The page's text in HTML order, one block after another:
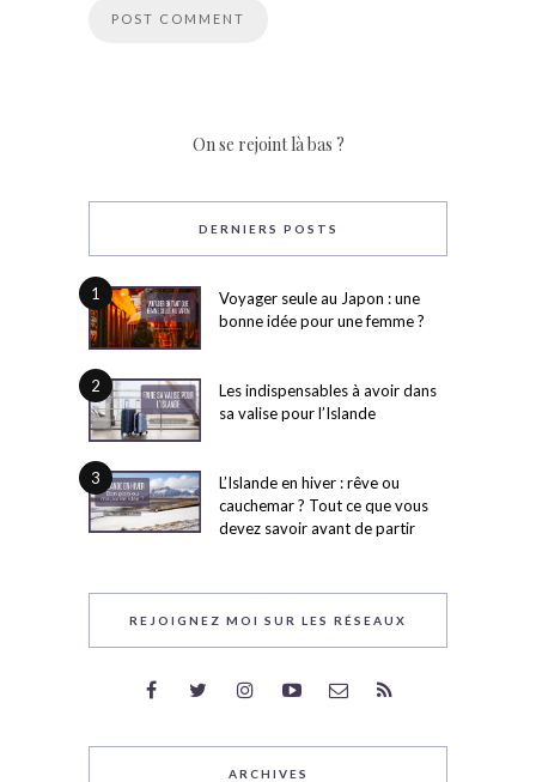
On se rejoint là bas ?
DERNIERS POSTS
1
Voyager seule au Japon : une
bonne idée pour une femme ?
2
Les indispensables à avoir dans
sa valise pour l’Islande
3
L’Islande en hiver : rêve ou
cauchemar ? Tout ce que vous
devez savoir avant de partir
REJOIGNEZ MOI SUR LES RÉSEAUX
ARCHIVES